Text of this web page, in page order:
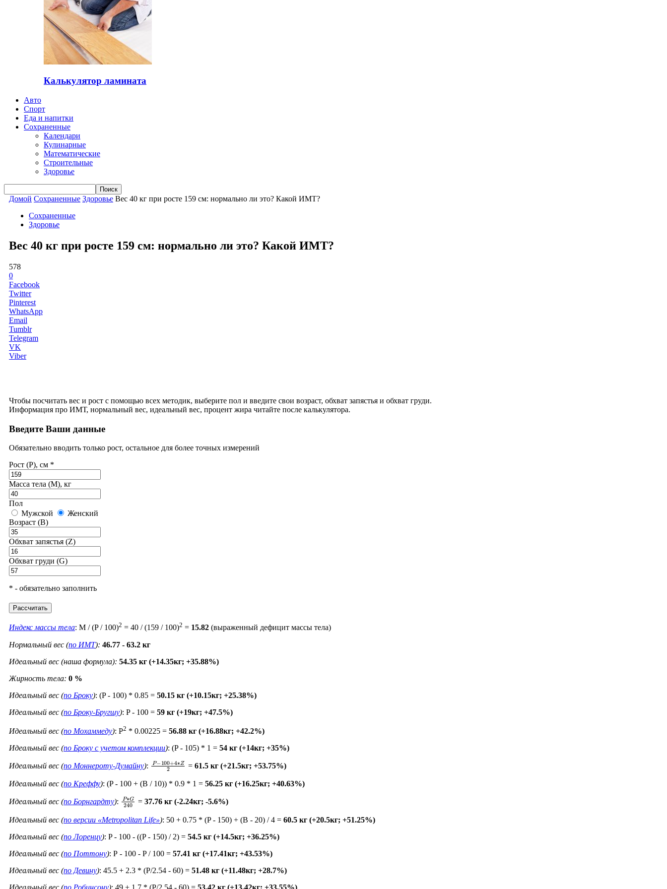
Калькулятор ламината
Авто
Спорт
Еда и напитки
Сохраненные
Календари
Кулинарные
Математические
Строительные
Здоровье
Домой Сохраненные Здоровье Вес 40 кг при росте 159 см: нормально ли это? Какой ИМТ?
Сохраненные
Здоровье
Вес 40 кг при росте 159 см: нормально ли это? Какой ИМТ?
578
0
Facebook
Twitter
Pinterest
WhatsApp
Email
Tumblr
Telegram
VK
Viber
Чтобы посчитать вес и рост с помощью всех методик, выберите пол и введите свои возраст, обхват запястья и обхват груди.
Информация про ИМТ, нормальный вес, идеальный вес, процент жира читайте после калькулятора.
Введите Ваши данные
Обязательно вводить только рост, остальное для более точных измерений
Рост (P), см *
Масса тела (M), кг
Пол
Мужской
Женский
Возраст (B)
Обхват запястья (Z)
Обхват груди (G)
* - обязательно заполнить
Рассчитать
Индекс массы тела: M / (P / 100)2 = 40 / (159 / 100)2 = 15.82 (выраженный дефицит массы тела)
Нормальный вес (по ИМТ): 46.77 - 63.2 кг
Идеальный вес (наша формула): 54.35 кг (+14.35кг; +35.88%)
Жирность тела: 0 %
Идеальный вес (по Броку): (P - 100) * 0.85 = 50.15 кг (+10.15кг; +25.38%)
Идеальный вес (по Броку-Бругшу): P - 100 = 59 кг (+19кг; +47.5%)
Идеальный вес (по Мохаммеду): P2 * 0.00225 = 56.88 кг (+16.88кг; +42.2%)
Идеальный вес (по Броку c учетом комплекции): (P - 105) * 1 = 54 кг (+14кг; +35%)
Идеальный вес (по Моннероту-Думайну): P− 100 +4∗ 2
=61.5 кг (+21.5кг; +53.75%)
Идеальный вес (по Креффу): (P - 100 + (B / 10)) * 0.9 * 1 = 56.25 кг (+16.25кг; +40.63%)
Идеальный вес (по Борнгардту): P∗G 240
=37.76 кг (-2.24кг; -5.6%)
Идеальный вес (по версии «Metropolitan Life»): 50 + 0.75 * (P - 150) + (B - 20) / 4 = 60.5 кг (+20.5кг; +51.25%)
Идеальный вес (по Лоренцу): P - 100 - ((P - 150) / 2) = 54.5 кг (+14.5кг; +36.25%)
Идеальный вес (по Поттону): Р - 100 - P / 100 = 57.41 кг (+17.41кг; +43.53%)
Идеальный вес (по Девину): 45.5 + 2.3 * (P/2.54 - 60) = 51.48 кг (+11.48кг; +28.7%)